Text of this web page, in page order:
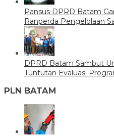
Pansus DPRD Batam
Ranperda Pengelolaan
DPRD Batam Sambut
Tuntutan Evaluasi
PLN BATAM